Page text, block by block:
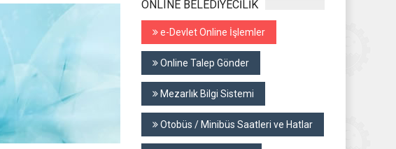
ONLINE BELEDİYECİLİK
e-Devlet Online İşlemler
Online Talep Gönder
Mezarlık Bilgi Sistemi
Otobüs / Minibüs Saatleri ve Hatlar